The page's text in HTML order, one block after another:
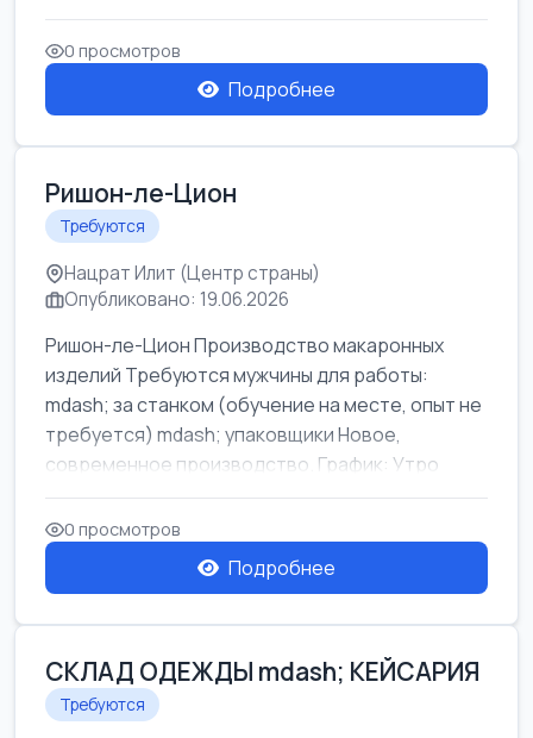
0 просмотров
Подробнее
Ришон-ле-Цион
Требуются
Нацрат Илит (Центр страны)
Опубликовано: 19.06.2026
Ришон-ле-Цион Производство макаронных
изделий Требуются мужчины для работы:
mdash; за станком (обучение на месте, опыт не
требуется) mdash; упаковщики Новое,
современное производство. График: Утро
mda...
0 просмотров
Подробнее
СКЛАД ОДЕЖДЫ mdash; КЕЙСАРИЯ
Требуются